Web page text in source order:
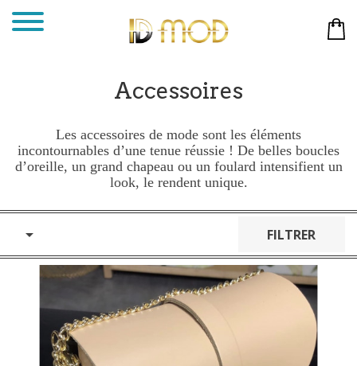
Accessoires
Les accessoires de mode sont les éléments
incontournables d’une tenue réussie ! De belles boucles
d’oreille, un grand chapeau ou un foulard intensifient un
look, le rendent unique.
 FILTRER